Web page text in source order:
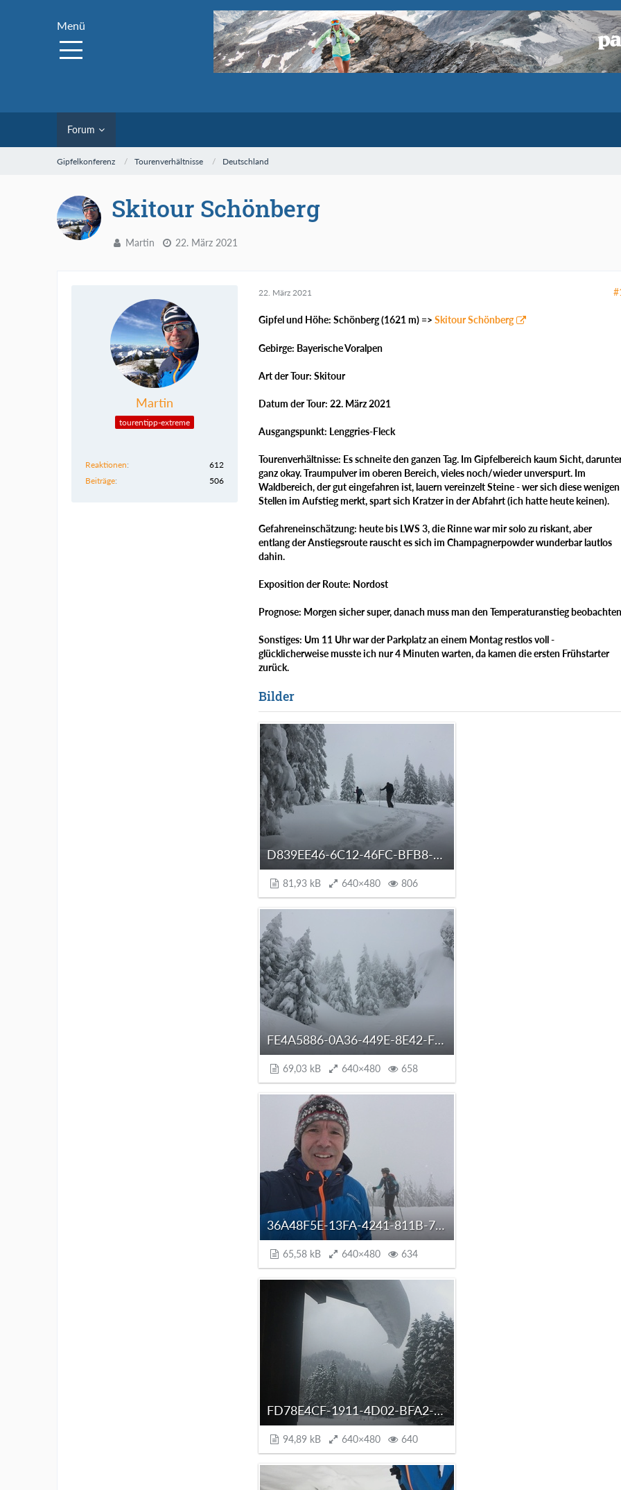
Menü
Forum
Gipfelkonferenz Tourenverhältnisse Deutschland
Skitour Schönberg
Martin 22. März 2021
Martin
tourentipp-extreme
Reaktionen
612
Beiträge
506
22. März 2021
Gipfel und Höhe: Schönberg (1621 m) => Skitour Schönberg
Gebirge: Bayerische Voralpen
Art der Tour: Skitour
Datum der Tour: 22. März 2021
Ausgangspunkt: Lenggries-Fleck
Tourenverhältnisse: Es schneite den ganzen Tag. Im Gipfelbereich kaum Sicht,
ganz okay. Traumpulver im oberen Bereich, vieles noch/wieder unverspurt. Im
Waldbereich, der gut eingefahren ist, lauern vereinzelt Steine - wer sich diese wenigen
Stellen im Aufstieg merkt, spart sich Kratzer in der Abfahrt (ich hatte heute keinen).
Gefahreneinschätzung: heute bis LWS 3, die Rinne war mir solo zu riskant, aber
entlang der Anstiegsroute rauscht es sich im Champagnerpowder wunderbar lautlos
dahin.
Exposition der Route: Nordost
Prognose: Morgen sicher super, danach muss man den Temperaturanstieg beobachten
Sonstiges: Um 11 Uhr war der Parkplatz an einem Montag restlos voll -
glücklicherweise musste ich nur 4 Minuten warten, da kamen die ersten Frühstarter
zurück.
Bilder
D839EE46-6C12-46FC-BFB8-C8BCB81EFCE7.jpeg
81,93 kB 640×480 806
FE4A5886-0A36-449E-8E42-F6335CA0E946.jpeg
69,03 kB 640×480 658
36A48F5E-13FA-4241-811B-76CB068052E7.jpeg
65,58 kB 640×480 634
FD78E4CF-1911-4D02-BFA2-980B5BD7E5C1.jpeg
94,89 kB 640×480 640